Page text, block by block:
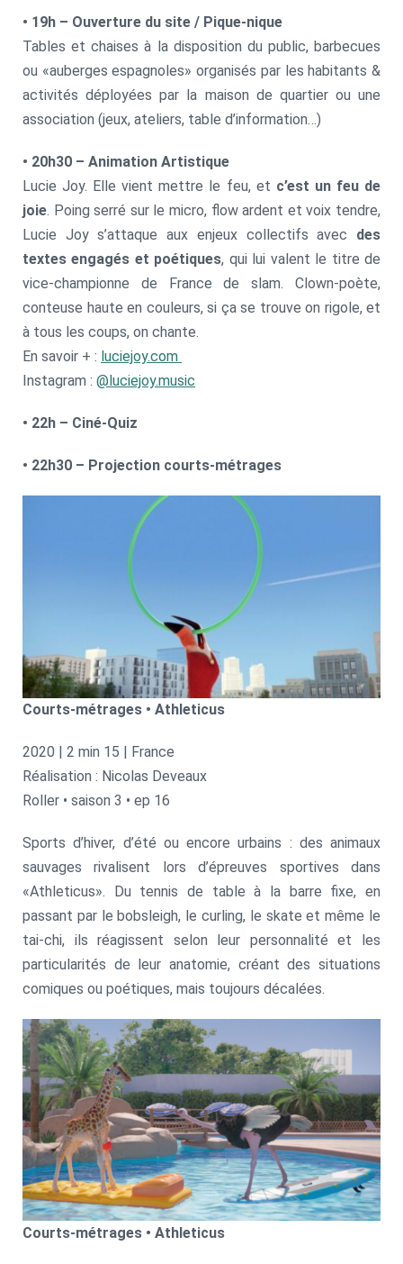
• 19h – Ouverture du site / Pique-nique
Tables et chaises à la disposition du public, barbecues
ou «auberges espagnoles» organisés par les habitants &
activités déployées par la maison de quartier ou une
association (jeux, ateliers, table d’information…)
• 20h30 – Animation Artistique
Lucie Joy. Elle vient mettre le feu, et c’est un feu de
joie. Poing serré sur le micro, flow ardent et voix tendre,
Lucie Joy s’attaque aux enjeux collectifs avec des
textes engagés et poétiques, qui lui valent le titre de
vice-championne de France de slam. Clown-poète,
conteuse haute en couleurs, si ça se trouve on rigole, et
à tous les coups, on chante.
En savoir + : luciejoy.com
Instagram : @luciejoy.music
• 22h – Ciné-Quiz
• 22h30 – Projection courts-métrages
Courts-métrages • Athleticus
2020 | 2 min 15 | France
Réalisation : Nicolas Deveaux
Roller • saison 3 • ep 16
Sports d’hiver, d’été ou encore urbains : des animaux
sauvages rivalisent lors d’épreuves sportives dans
«Athleticus». Du tennis de table à la barre fixe, en
passant par le bobsleigh, le curling, le skate et même le
tai-chi, ils réagissent selon leur personnalité et les
particularités de leur anatomie, créant des situations
comiques ou poétiques, mais toujours décalées.
Courts-métrages • Athleticus